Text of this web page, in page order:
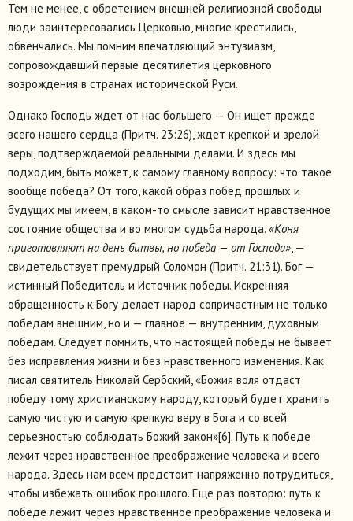
Тем не менее, с обретением внешней религиозной свободы
люди заинтересовались Церковью, многие крестились,
обвенчались. Мы помним впечатляющий энтузиазм,
сопровождавший первые десятилетия церковного
возрождения в странах исторической Руси.
Однако Господь ждет от нас большего — Он ищет прежде
всего нашего сердца (Притч. 23:26), ждет крепкой и зрелой
веры, подтверждаемой реальными делами. И здесь мы
подходим, быть может, к самому главному вопросу: что такое
вообще победа? От того, какой образ побед прошлых и
будущих мы имеем, в каком-то смысле зависит нравственное
состояние общества и во многом судьба народа. «Коня
приготовляют на день битвы, но победа — от Господа», —
свидетельствует премудрый Соломон (Притч. 21:31). Бог —
истинный Победитель и Источник победы. Искренняя
обращенность к Богу делает народ сопричастным не только
победам внешним, но и — главное — внутренним, духовным
победам. Следует помнить, что настоящей победы не бывает
без исправления жизни и без нравственного изменения. Как
писал святитель Николай Сербский, «Божия воля отдаст
победу тому христианскому народу, который будет хранить
самую чистую и самую крепкую веру в Бога и со всей
серьезностью соблюдать Божий закон»[6]. Путь к победе
лежит через нравственное преображение человека и всего
народа. Здесь нам всем предстоит напряженно потрудиться,
чтобы избежать ошибок прошлого. Еще раз повторю: путь к
победе лежит через нравственное преображение человека и